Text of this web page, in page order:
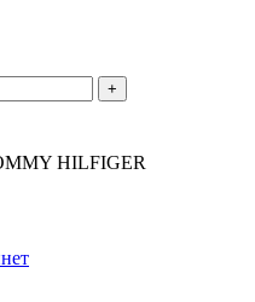
+
HILFIGER